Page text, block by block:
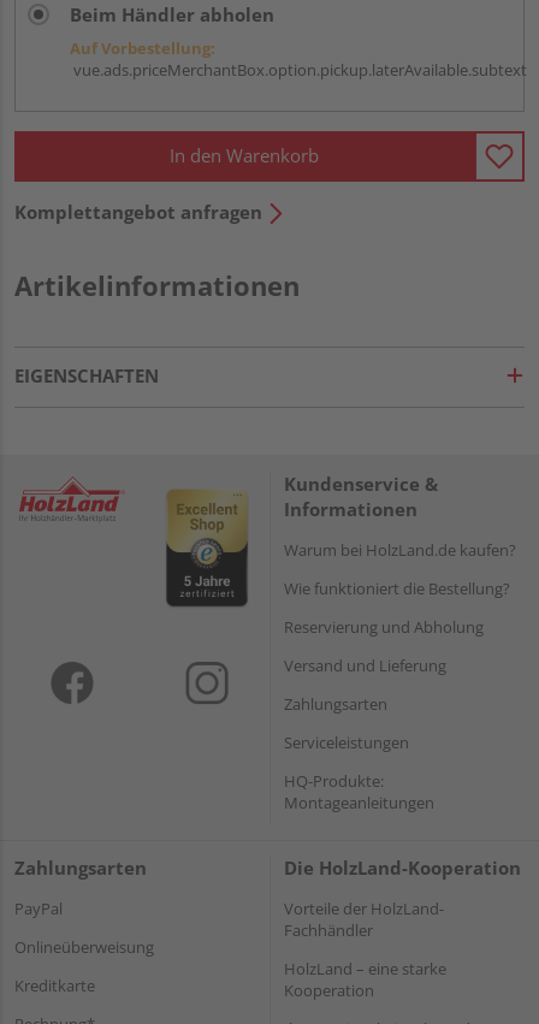
Beim Händler abholen
Auf Vorbestellung:
vue.ads.priceMerchantBox.option.pickup.laterAvailable.subtext
In den Warenkorb
Komplettangebot anfragen
Artikelinformationen
EIGENSCHAFTEN
Kundenservice &
Informationen
Warum bei HolzLand.de kaufen?
Wie funktioniert die Bestellung?
Reservierung und Abholung
Versand und Lieferung
Zahlungsarten
Serviceleistungen
HQ-Produkte:
Montageanleitungen
Zahlungsarten
PayPal
Onlineüberweisung
Kreditkarte
Die HolzLand-Kooperation
Vorteile der HolzLand-
Fachhändler
HolzLand – eine starke
Kooperation